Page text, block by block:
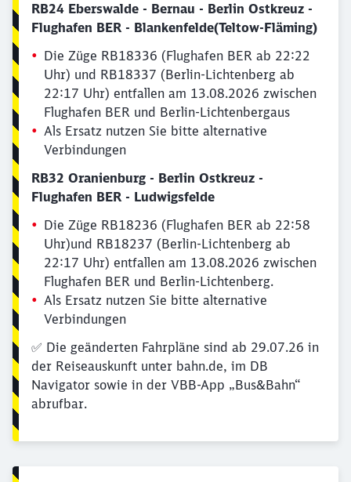
RB24 Eberswalde - Bernau - Berlin Ostkreuz -
Flughafen BER - Blankenfelde(Teltow-Fläming)
Die Züge RB18336 (Flughafen BER ab 22:22
Uhr) und RB18337 (Berlin-Lichtenberg ab
22:17 Uhr) entfallen am 13.08.2026 zwischen
Flughafen BER und Berlin-Lichtenbergaus
Als Ersatz nutzen Sie bitte alternative
Verbindungen
RB32 Oranienburg - Berlin Ostkreuz -
Flughafen BER - Ludwigsfelde
Die Züge RB18236 (Flughafen BER ab 22:58
Uhr)und RB18237 (Berlin-Lichtenberg ab
22:17 Uhr) entfallen am 13.08.2026 zwischen
Flughafen BER und Berlin-Lichtenberg.
Als Ersatz nutzen Sie bitte alternative
Verbindungen
✅ Die geänderten Fahrpläne sind ab 29.07.26 in
der Reiseauskunft unter bahn.de, im DB
Navigator sowie in der VBB-App „Bus&Bahn“
abrufbar.